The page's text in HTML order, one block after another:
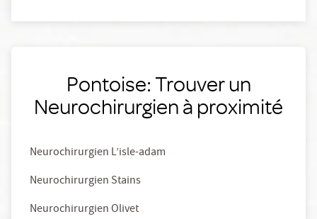
Pontoise: Trouver un
Neurochirurgien à proximité
Neurochirurgien L’isle-adam
Neurochirurgien Stains
Neurochirurgien Olivet